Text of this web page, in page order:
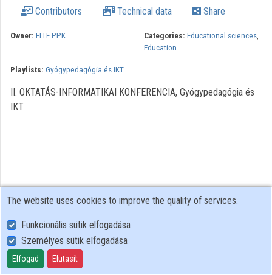
Contributors Technical data Share
Owner: ELTE PPK Categories: Educational sciences,
Education
Playlists: Gyógypedagógia és IKT
II. OKTATÁS-INFORMATIKAI KONFERENCIA, Gyógypedagógia és
IKT
User Policy
Adatkezelési tájékoztató (en)
Cookie Policy
The website uses cookies to improve the quality of services.
Funkcionális sütik elfogadása
Személyes sütik elfogadása
Elfogad Elutasít